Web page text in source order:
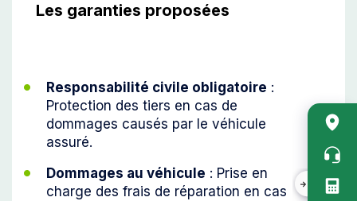
Les garanties proposées
Responsabilité civile obligatoire :
Protection des tiers en cas de
dommages causés par le véhicule
assuré.
Dommages au véhicule : Prise en
charge des frais de réparation en cas